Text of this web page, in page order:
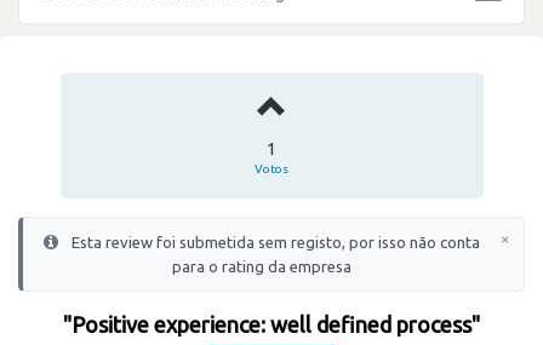
1
Votos
×
Esta review foi submetida sem registo, por isso não conta
para o rating da empresa
"Positive experience: well defined process"